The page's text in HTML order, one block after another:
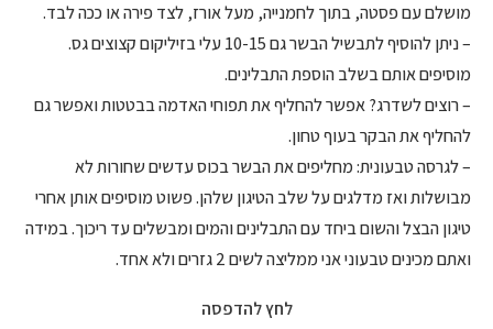
מושלם עם פסטה, בתוך לחמנייה, מעל אורז, לצד פירה או ככה לבד.
– ניתן להוסיף לתבשיל הבשר גם 10-15 עלי בזיליקום קצוצים גס.
מוסיפים אותם בשלב הוספת התבלינים.
– רוצים לשדרג? אפשר להחליף את תפוחי האדמה בבטטות ואפשר גם
להחליף את הבקר בעוף טחון.
– לגרסה טבעונית: מחליפים את הבשר בכוס עדשים שחורות לא
מבושלות ואז מדלגים על שלב הטיגון שלהן. פשוט מוסיפים אותן אחרי
טיגון הבצל והשום ביחד עם התבלינים והמים ומבשלים עד ריכוך. במידה
ואתם מכינים טבעוני אני ממליצה לשים 2 גזרים ולא אחד.
לחץ להדפסה